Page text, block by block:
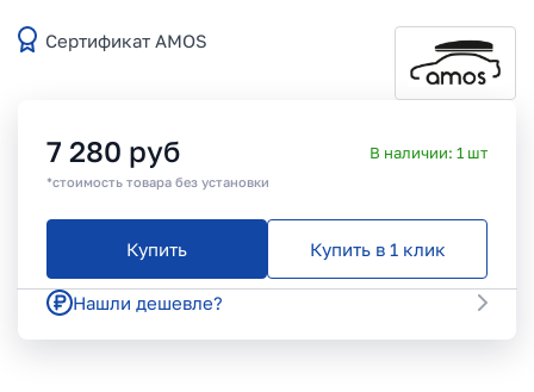
Сертификат AMOS
7 280 руб
*стоимость товара без установки
В наличии: 1 шт
Купить Купить в 1 клик
Нашли дешевле?